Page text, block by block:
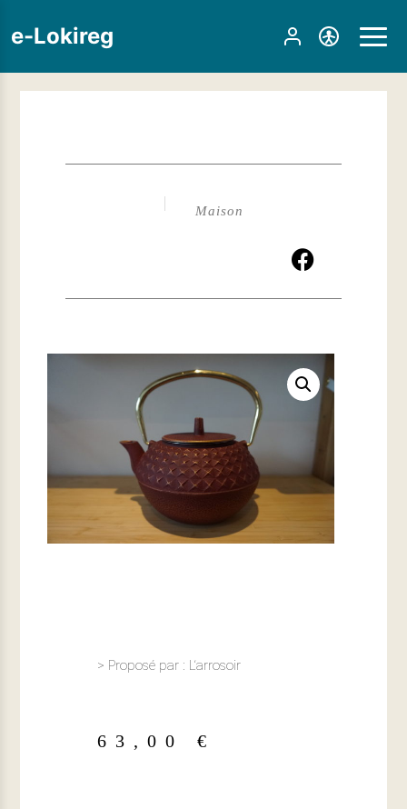
e-Lokireg
Maison
> Proposé par : L‘arrosoir
63,00€